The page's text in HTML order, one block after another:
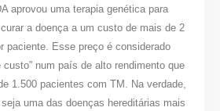
aprovou uma terapia genética para
a doença a um custo de mais de 2
paciente. Esse preço é considerado
custo” num país de alto rendimento que
1.500 pacientes com TM. Na verdade,
uma das doenças hereditárias mais